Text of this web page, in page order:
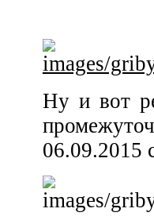
Ну и вот
06.09.2015